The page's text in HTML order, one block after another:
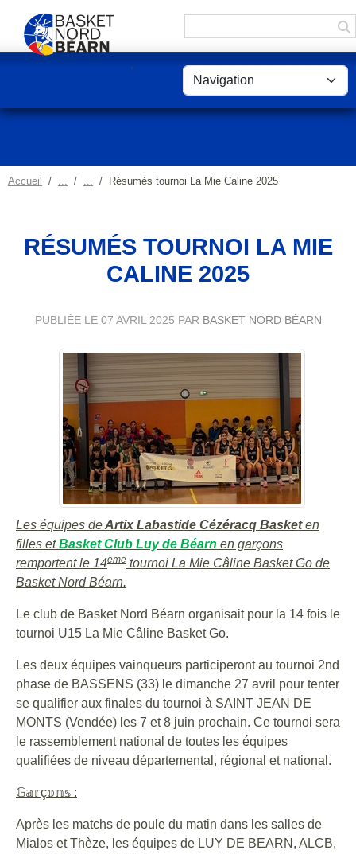
Accueil Résumés tournoi La Mie Caline 2025
RÉSUMÉS TOURNOI LA MIE
CALINE 2025
PUBLIÉE LE 07 AVRIL 2025 PAR BASKET NORD BÉARN
Les équipes deArtix Labastide Cézéracq Basketen
filles etBasket Club Luy de Béarn en garçons
remportent le 14ème tournoi La Mie Câline Basket Go de
Basket Nord Béarn.
Le club de Basket Nord Béarn organisait pour la 14 fois le
tournoi U15 La Mie Câline Basket Go.
Les deux équipes vainqueurs participeront au tournoi 2nd
phase de BASSENS (33) le dimanche 27 avril pour tenter
se qualifier aux finales du tournoi à SAINT JEAN DE
MONTS (Vendée) les 7 et 8 juin prochain. Ce tournoi sera
le rassemblement national de toutes les équipes
qualifiées de niveau départemental, régional et national.
𝔾𝕒𝕣ç𝕠𝕟𝕤 :
Après les matchs de poule du matin dans les salles de
Mialos et Thèze, les équipes de LUY DE BEARN, ALCB,